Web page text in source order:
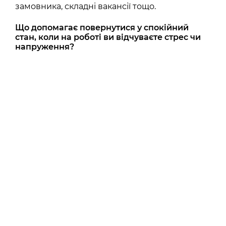
замовника, складні вакансії тощо.
Що допомагає повернутися у спокійний
стан, коли на роботі ви відчуваєте стрес чи
напруження?